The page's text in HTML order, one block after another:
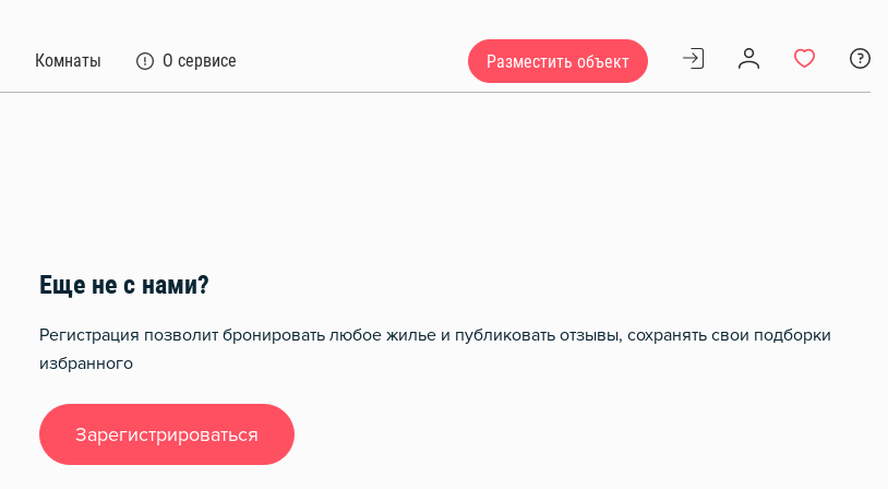
Комнаты О сервисе Разместить объект
Еще не с нами?
Регистрация позволит бронировать любое жилье и публиковать отзывы, сохранять свои подборки
избранного
Зарегистрироваться